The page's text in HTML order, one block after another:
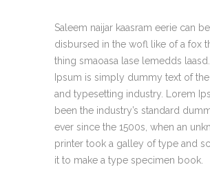
Saleem naijar kaasram eerie can be
disbursed in the wofl like of a fox
thing smaoasa lase lemedds
Ipsum is simply dummy text of
and typesetting industry. Lorem
been the industry’s standard
ever since the 1500s, when an
printer took a galley of type and
it to make a type specimen book.